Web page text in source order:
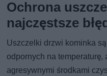
Ochrona
najczęstsze
Uszczelki drzwi kominka
odpornych na temperaturę,
agresywnymi środkami